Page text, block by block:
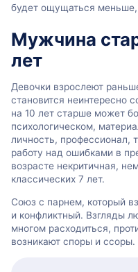
будет ощущаться
Мужчина
лет
Девочки взрослеют
становится неинтересно
на 10 лет старше может
психологическом,
личность, профессионал,
работу над ошибками в
возрасте некритичная,
классических 7 лет.
Союз с парнем, который
и конфликтный. Взгляды
многом расходиться,
возникают споры и ссоры.